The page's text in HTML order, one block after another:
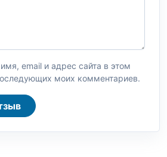
email и адрес сайта в этом
моих комментариев.
отзыв